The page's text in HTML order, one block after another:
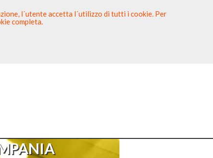
l´utente accetta l´utilizzo di tutti i cookie. Per
completa.